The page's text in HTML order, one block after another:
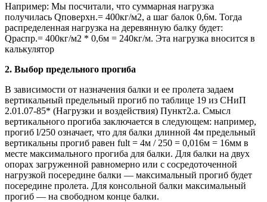
Например: Мы посчитали, что суммарная нагрузка
получилась Qповерхн.= 400кг/м2, а шаг балок 0,6м. Тогда
распределенная нагрузка на деревянную балку будет:
Qраспр.= 400кг/м2 * 0,6м = 240кг/м. Эта нагрузка вносится в
калькулятор
2. Выбор предельного прогиба
В зависимости от назначения балки и ее пролета задаем
вертикальный предельный прогиб по таблице 19 из СНиП
2.01.07-85* (Нагрузки и воздействия) Пункт2.а. Смысл
вертикального прогиба заключается в следующем: например,
прогиб l/250 означает, что для балки длинной 4м предельный
вертикальны прогиб равен fult = 4м / 250 = 0,016м = 16мм в
месте максимального прогиба для балки. Для балки на двух
опорах загруженной равномерно или с сосредоточенной
нагрузкой посередине балки — максимальный прогиб будет
посередине пролета. Для консольной балки максимальный
прогиб — на свободном конце балки.